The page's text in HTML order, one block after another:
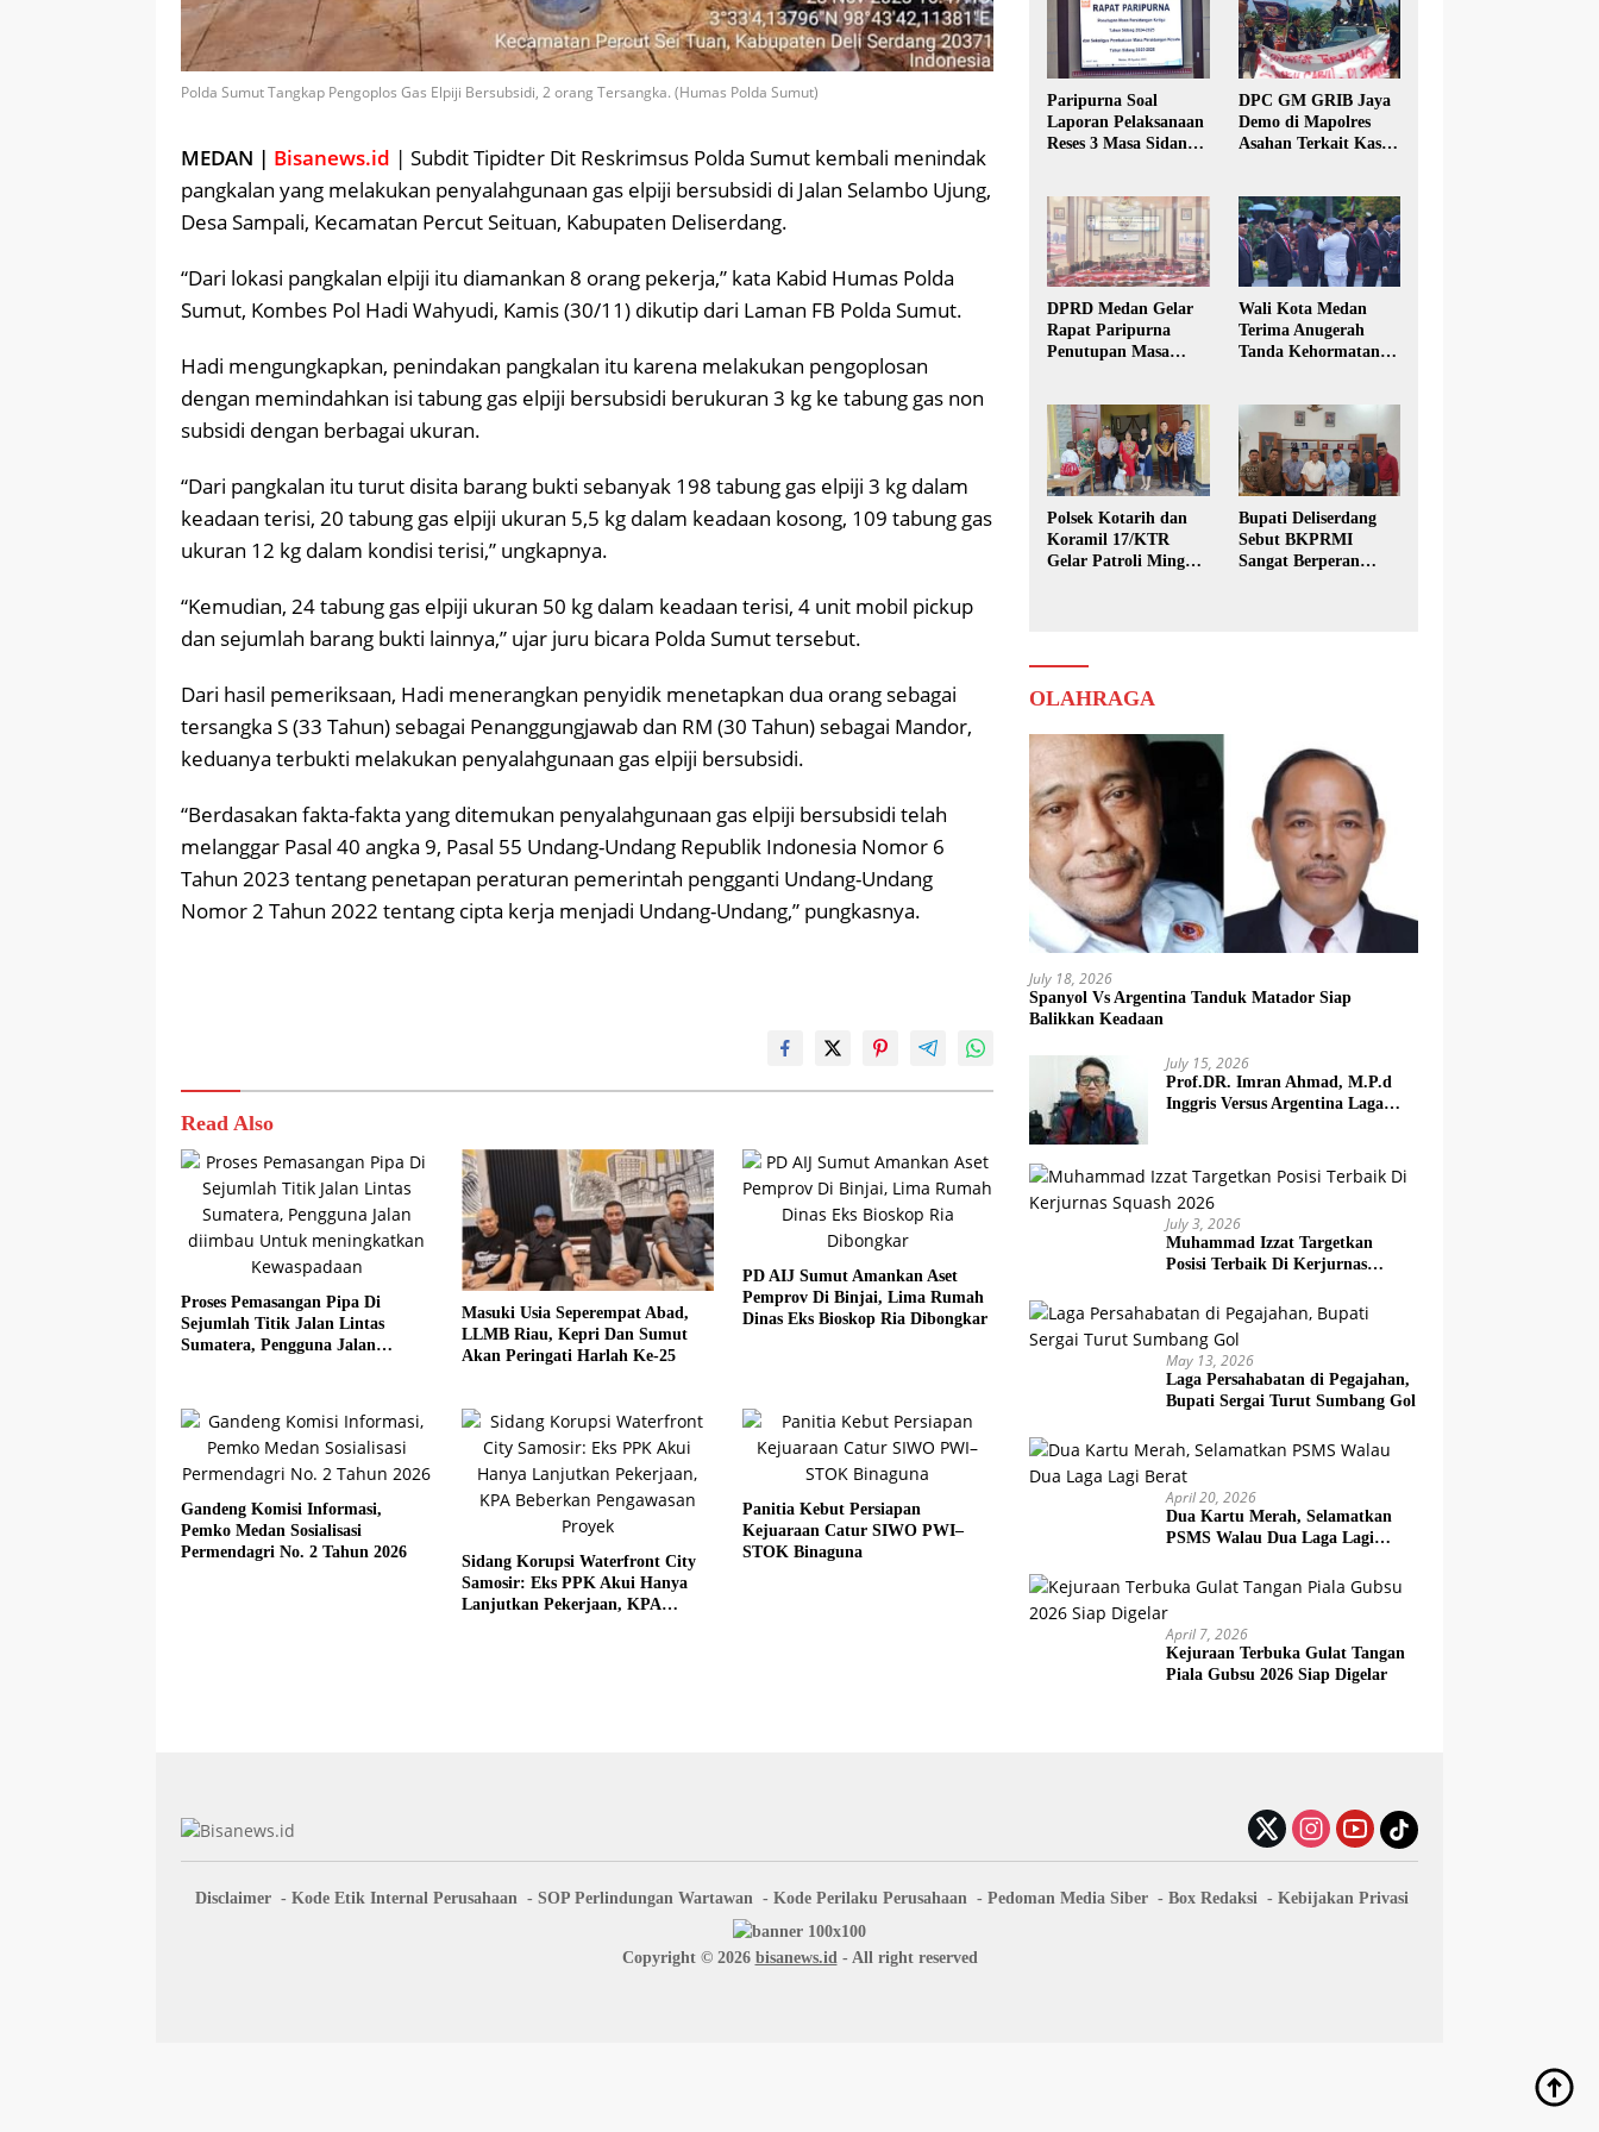
Polda Sumut Tangkap Pengoplos Gas Elpiji Bersubsidi, 2 orang Tersangka. (Humas Polda Sumut)
MEDAN | Bisanews.id | Subdit Tipidter Dit Reskrimsus Polda Sumut kembali menindak
pangkalan yang melakukan penyalahgunaan gas elpiji bersubsidi di Jalan Selambo Ujung,
Desa Sampali, Kecamatan Percut Seituan, Kabupaten Deliserdang.
“Dari lokasi pangkalan elpiji itu diamankan 8 orang pekerja,” kata Kabid Humas Polda
Sumut, Kombes Pol Hadi Wahyudi, Kamis (30/11) dikutip dari Laman FB Polda Sumut.
Hadi mengungkapkan, penindakan pangkalan itu karena melakukan pengoplosan
dengan memindahkan isi tabung gas elpiji bersubsidi berukuran 3 kg ke tabung gas non
subsidi dengan berbagai ukuran.
“Dari pangkalan itu turut disita barang bukti sebanyak 198 tabung gas elpiji 3 kg dalam
keadaan terisi, 20 tabung gas elpiji ukuran 5,5 kg dalam keadaan kosong, 109 tabung gas
ukuran 12 kg dalam kondisi terisi,” ungkapnya.
“Kemudian, 24 tabung gas elpiji ukuran 50 kg dalam keadaan terisi, 4 unit mobil pickup
dan sejumlah barang bukti lainnya,” ujar juru bicara Polda Sumut tersebut.
Dari hasil pemeriksaan, Hadi menerangkan penyidik menetapkan dua orang sebagai
tersangka S (33 Tahun) sebagai Penanggungjawab dan RM (30 Tahun) sebagai Mandor,
keduanya terbukti melakukan penyalahgunaan gas elpiji bersubsidi.
“Berdasakan fakta-fakta yang ditemukan penyalahgunaan gas elpiji bersubsidi telah
melanggar Pasal 40 angka 9, Pasal 55 Undang-Undang Republik Indonesia Nomor 6
Tahun 2023 tentang penetapan peraturan pemerintah pengganti Undang-Undang
Nomor 2 Tahun 2022 tentang cipta kerja menjadi Undang-Undang,” pungkasnya.
Read Also
Proses Pemasangan Pipa Di
Sejumlah Titik Jalan Lintas
Sumatera, Pengguna Jalan
Masuki Usia Seperempat Abad,
LLMB Riau, Kepri Dan Sumut
Akan Peringati Harlah Ke-25
PD AIJ Sumut Amankan Aset
Pemprov Di Binjai, Lima Rumah
Dinas Eks Bioskop Ria Dibongkar
Gandeng Komisi Informasi,
Pemko Medan Sosialisasi
Permendagri No. 2 Tahun 2026
Sidang Korupsi Waterfront City
Samosir: Eks PPK Akui Hanya
Lanjutkan Pekerjaan, KPA
Panitia Kebut Persiapan
Kejuaraan Catur SIWO PWI–
STOK Binaguna
Paripurna Soal
Laporan Pelaksanaan
Reses 3 Masa Sidang
DPC GM GRIB Jaya
Demo di Mapolres
Asahan Terkait Kasus
DPRD Medan Gelar
Rapat Paripurna
Penutupan Masa
Wali Kota Medan
Terima Anugerah
Tanda Kehormatan
Polsek Kotarih dan
Koramil 17/KTR
Gelar Patroli Minggu
Bupati Deliserdang
Sebut BKPRMI
Sangat Berperan
OLAHRAGA
July 18, 2026
Spanyol Vs Argentina Tanduk Matador Siap
Balikkan Keadaan
July 15, 2026
Prof.DR. Imran Ahmad, M.P.d
Inggris Versus Argentina Laga
July 3, 2026
Muhammad Izzat Targetkan
Posisi Terbaik Di Kerjurnas
May 13, 2026
Laga Persahabatan di Pegajahan,
Bupati Sergai Turut Sumbang Gol
April 20, 2026
Dua Kartu Merah, Selamatkan
PSMS Walau Dua Laga Lagi
April 7, 2026
Kejuraan Terbuka Gulat Tangan
Piala Gubsu 2026 Siap Digelar
Disclaimer Kode Etik Internal Perusahaan SOP Perlindungan Wartawan Kode Perilaku Perusahaan Pedoman Media Siber Box Redaksi Kebijakan Privasi
Copyright © 2026 bisanews.id - All right reserved